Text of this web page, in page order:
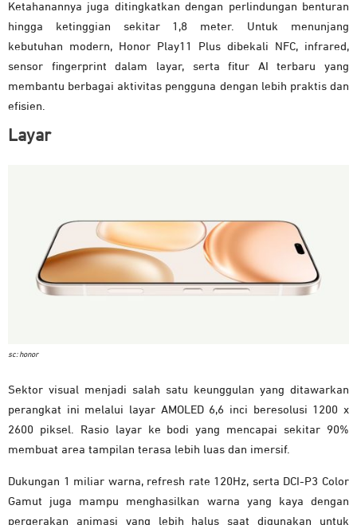
Ketahanannya juga ditingkatkan dengan perlindungan benturan
hingga ketinggian sekitar 1,8 meter. Untuk menunjang
kebutuhan modern, Honor Play11 Plus dibekali NFC, infrared,
sensor fingerprint dalam layar, serta fitur AI terbaru yang
membantu berbagai aktivitas pengguna dengan lebih praktis dan
efisien.
Layar
sc: honor
Sektor visual menjadi salah satu keunggulan yang ditawarkan
perangkat ini melalui layar AMOLED 6,6 inci beresolusi 1200 x
2600 piksel. Rasio layar ke bodi yang mencapai sekitar 90%
membuat area tampilan terasa lebih luas dan imersif.
Dukungan 1 miliar warna, refresh rate 120Hz, serta DCI-P3 Color
Gamut juga mampu menghasilkan warna yang kaya dengan
pergerakan animasi yang lebih halus saat digunakan untuk